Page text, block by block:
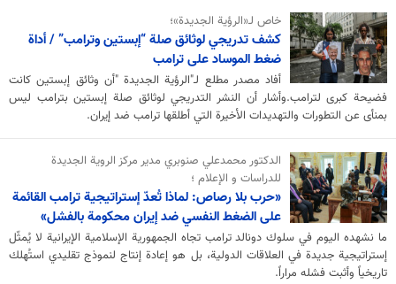
خاص لـ«الرؤية الجديدة»؛
كشف تدريجي لوثائق صلة “إبستين وترامب” / أداة
ضغط الموساد على ترامب
أفاد مصدر مطلع لـ"الرؤية الجديدة "أن وثائق إبستين كانت
فضيحة كبرى لترامب.وأشار أن النشر التدريجي لوثائق صلة إبستين بترامب ليس
بمنأى عن التطورات والتهديدات الأخيرة التي أطلقها ترامب ضد إيران.
الدکتور محمدعلي صنوبري مدير مركز الروية الجديدة
للدراسات و الإعلام ؛
«حرب بلا رصاص: لماذا تُعدّ إستراتيجية ترامب القائمة
على الضغط النفسي ضد إيران محكومة بالفشل»
ما نشهده اليوم في سلوك دونالد ترامب تجاه الجمهورية الإسلامية الإيرانية لا يُمثّل
إستراتيجية جديدة في العلاقات الدولية، بل هو إعادة إنتاج لنموذج تقليدي استُهلك
تاريخياً وأثبت فشله مراراً.